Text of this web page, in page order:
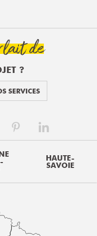
de
?
SERVICES
HAUTE-
SAVOIE